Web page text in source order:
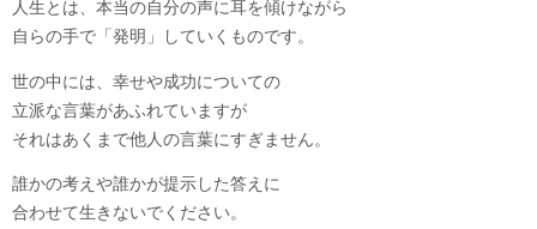
人生とは、本当の自分の声に耳を傾けながら
自らの手で「発明」していくものです。
世の中には、幸せや成功についての
立派な言葉があふれていますが
それはあくまで他人の言葉にすぎません。
誰かの考えや誰かが提示した答えに
合わせて生きないでください。